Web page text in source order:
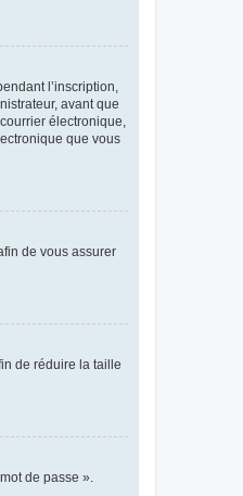
l’inscription,
avant que
électronique,
que vous
de vous assurer
de réduire la taille
de passe ».